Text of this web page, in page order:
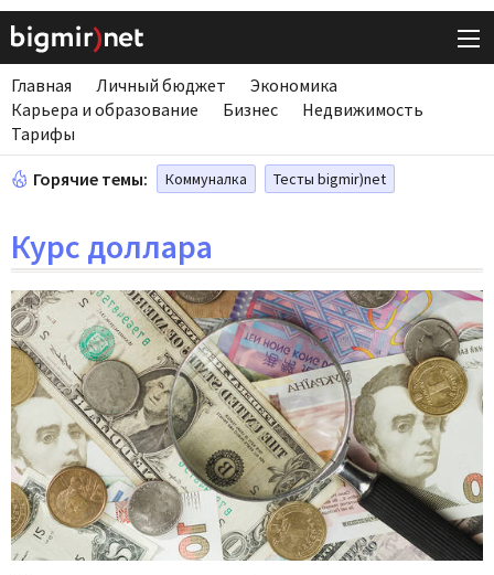
Главная Личный бюджет
Экономика
Карьера и образование
Бизнес
Недвижимость
Тарифы
Горячие темы: Коммуналка Тесты bigmir)net
Курс доллара